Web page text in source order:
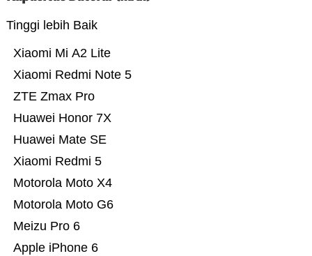
Tinggi lebih Baik
Apple iPhone 6
Meizu Pro 6
Motorola Moto G6
Motorola Moto X4
Xiaomi Redmi 5
Huawei Mate SE
Huawei Honor 7X
ZTE Zmax Pro
Xiaomi Redmi Note 5
Xiaomi Mi A2 Lite